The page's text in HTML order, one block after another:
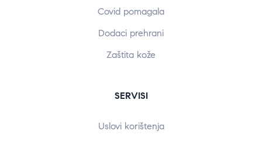
Covid pomagala
Dodaci prehrani
Zaštita kože
SERVISI
Uslovi korištenja